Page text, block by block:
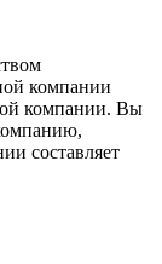
компании
компании. Вы
составляет